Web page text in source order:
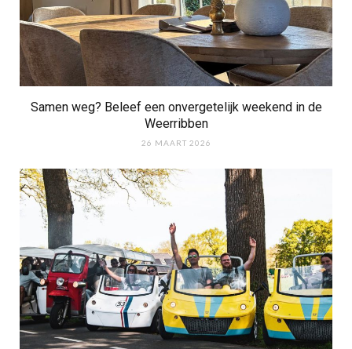
Samen weg? Beleef een onvergetelijk weekend in de
Weerribben
26 MAART 2026